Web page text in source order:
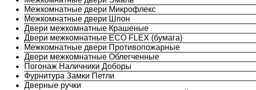
Межкомнатные двери Микрофлекс
Межкомнатные двери Шпон
Двери межкомнатные Крашеные
Двери межкомнатные ECO FLEX (бумага)
Межкомнатные двери Противопожарные
Двери межкомнатные Облегченные
Погонаж Наличники Доборы
Фурнитура Замки Петли
Дверные ручки